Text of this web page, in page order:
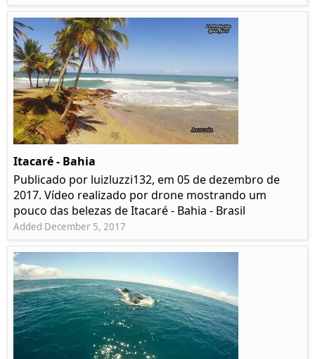
Itacaré - Bahia
Publicado por luizluzzi132, em 05 de dezembro de
2017. Vídeo realizado por drone mostrando um
pouco das belezas de Itacaré - Bahia - Brasil
Added December 5, 2017